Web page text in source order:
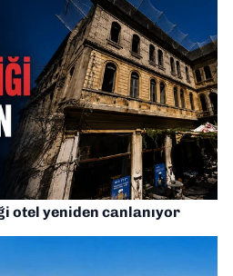
otel yeniden canlanıyor